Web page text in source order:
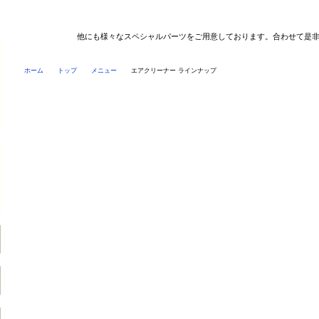
他にも様々なスペシャルパーツをご用意しております。合わせて是非
ホーム トップ メニュー エアクリーナー ラインナップ